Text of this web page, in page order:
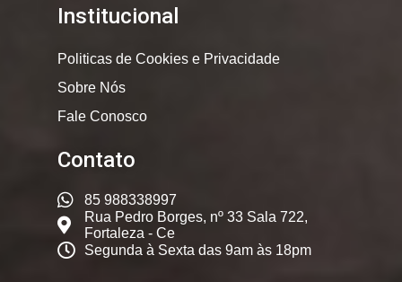
Institucional
Politicas de Cookies e Privacidade
Sobre Nós
Fale Conosco
Contato
85 988338997
Rua Pedro Borges, nº 33 Sala 722,
Fortaleza - Ce
Segunda à Sexta das 9am às 18pm